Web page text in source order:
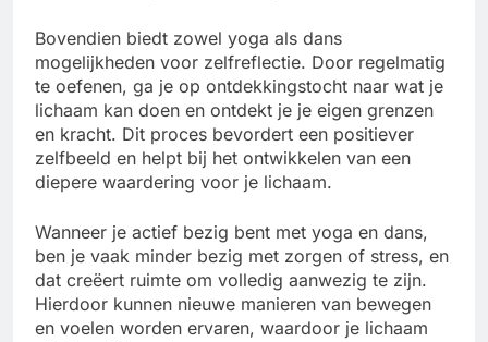
Bovendien biedt zowel yoga als dans
mogelijkheden voor zelfreflectie. Door regelmatig
te oefenen, ga je op ontdekkingstocht naar wat je
lichaam kan doen en ontdekt je je eigen grenzen
en kracht. Dit proces bevordert een positiever
zelfbeeld en helpt bij het ontwikkelen van een
diepere waardering voor je lichaam.
Wanneer je actief bezig bent met yoga en dans,
ben je vaak minder bezig met zorgen of stress, en
dat creëert ruimte om volledig aanwezig te zijn.
Hierdoor kunnen nieuwe manieren van bewegen
en voelen worden ervaren, waardoor je lichaam